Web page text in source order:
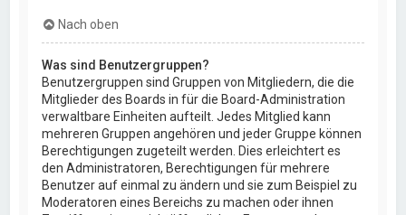
Nach oben
Was sind Benutzergruppen?
Benutzergruppen sind Gruppen von Mitgliedern, die die
Mitglieder des Boards in für die Board-Administration
verwaltbare Einheiten aufteilt. Jedes Mitglied kann
mehreren Gruppen angehören und jeder Gruppe können
Berechtigungen zugeteilt werden. Dies erleichtert es
den Administratoren, Berechtigungen für mehrere
Benutzer auf einmal zu ändern und sie zum Beispiel zu
Moderatoren eines Bereichs zu machen oder ihnen